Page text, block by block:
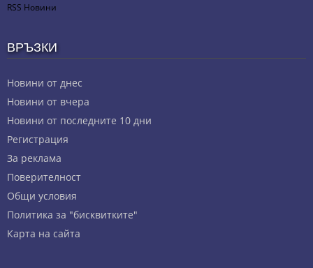
RSS Новини
ВРЪЗКИ
Новини от днес
Новини от вчера
Новини от последните 10 дни
Регистрация
За реклама
Πoвepитeлнocт
Общи условия
Политика за "бисквитките"
Карта на сайта